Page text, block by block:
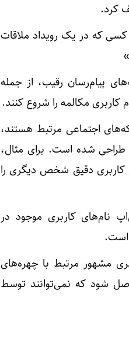
کرد.
که در یک رویداد ملاقات
پیام‌رسان رقیب، از جمله
کاربری مکالمه را شروع کنند.
اجتماعی مرتبط هستند،
شده است. برای مثال،
کاربری دقیق شخص دیگری را
نام‌های کاربری موجود در
است.
مشهور مرتبط با چهره‌های
شود که نمی‌توانند توسط